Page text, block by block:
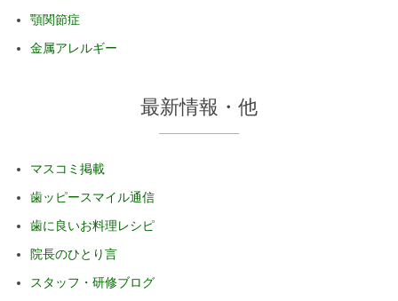
顎関節症
金属アレルギー
最新情報・他
マスコミ掲載
歯ッピースマイル通信
歯に良いお料理レシピ
院長のひとり言
スタッフ・研修ブログ